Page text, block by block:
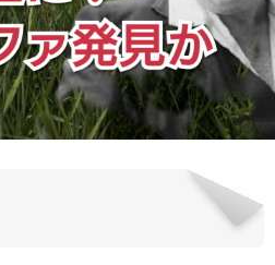
マフィアの小話
名言・悩み相談